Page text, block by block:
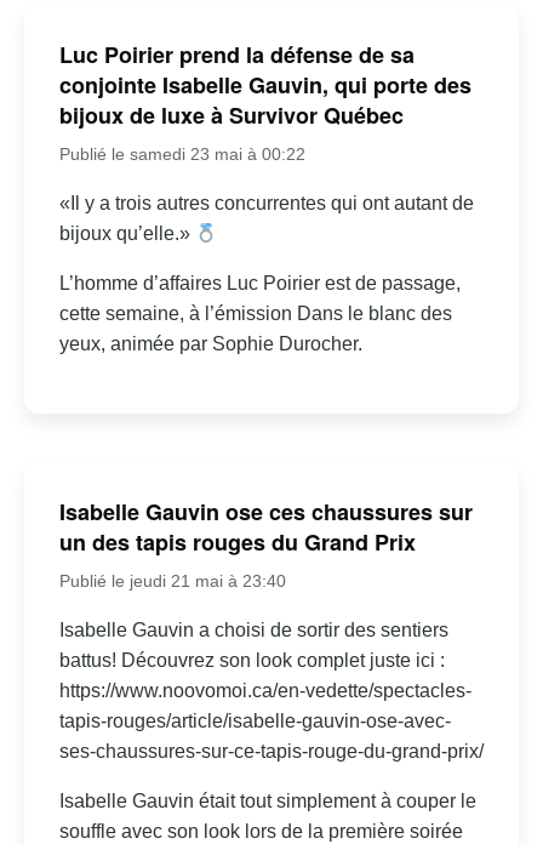
Luc Poirier prend la défense de sa
conjointe Isabelle Gauvin, qui porte des
bijoux de luxe à Survivor Québec
Publié le samedi 23 mai à 00:22
«Il y a trois autres concurrentes qui ont autant de
bijoux qu’elle.»
L’homme d’affaires Luc Poirier est de passage,
cette semaine, à l’émission Dans le blanc des
yeux, animée par Sophie Durocher.
Isabelle Gauvin ose ces chaussures sur
un des tapis rouges du Grand Prix
Publié le jeudi 21 mai à 23:40
Isabelle Gauvin a choisi de sortir des sentiers
battus! Découvrez son look complet juste ici :
https://www.noovomoi.ca/en-vedette/spectacles-
tapis-rouges/article/isabelle-gauvin-ose-avec-
ses-chaussures-sur-ce-tapis-rouge-du-grand-prix/
Isabelle Gauvin était tout simplement à couper le
souffle avec son look lors de la première soirée